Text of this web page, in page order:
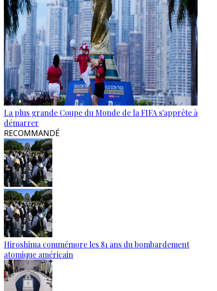
La plus grande Coupe du Monde de la FIFA s'apprête à
démarrer
RECOMMANDÉ
Hiroshima commémore les 81 ans du bombardement
atomique américain